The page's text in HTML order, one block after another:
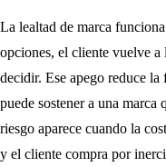
La lealtad de marca
opciones, el cliente vuelve
decidir. Ese apego reduce
puede sostener a una
riesgo aparece cuando la
y el cliente compra por